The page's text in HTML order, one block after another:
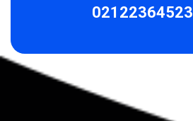
02122364523